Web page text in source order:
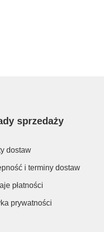
sprzedaży
dostaw
i terminy dostaw
płatności
prywatności